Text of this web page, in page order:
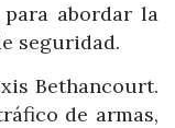
abordar la
seguridad.
Bethancourt.
de armas,